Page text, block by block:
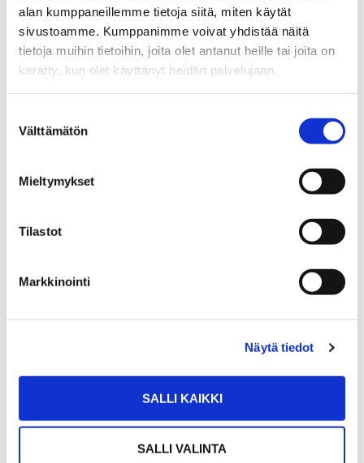
alan kumppaneillemme tietoja siitä, miten käytät
sivustoamme. Kumppanimme voivat yhdistää näitä
tietoja muihin tietoihin, joita olet antanut heille tai joita on
kerätty, kun olet käyttänyt heidän palvelujaan.
valinta
Välttämätön
Mieltymykset
Tilastot
Markkinointi
Näytä tiedot
SALLI KAIKKI
SALLI VALINTA
+358 440 572 800
WhatsApp
Sp-Koti Karjaa
Sp-Koti Kirkkonummi Kirsikka
WhatsApissa
Facebookissa
a
h